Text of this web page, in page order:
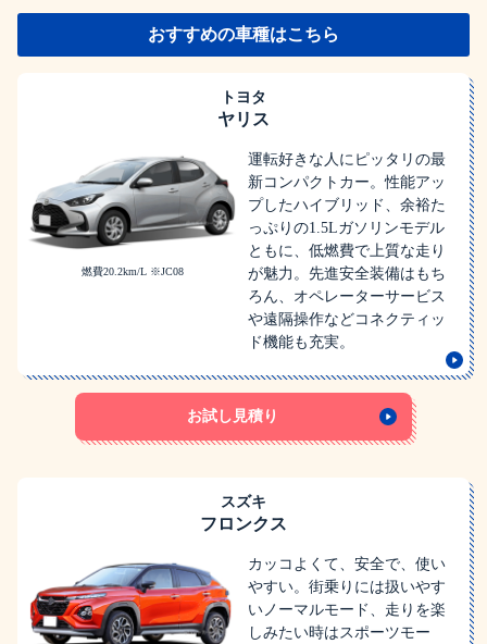
おすすめの車種はこちら
トヨタ
ヤリス
燃費20.2km/L ※JC08
運転好きな人にピッタリの最
新コンパクトカー。性能アッ
プしたハイブリッド、余裕た
っぷりの1.5Lガソリンモデル
ともに、低燃費で上質な走り
が魅力。先進安全装備はもち
ろん、オペレーターサービス
や遠隔操作などコネクティッ
ド機能も充実。
お試し見積り
スズキ
フロンクス
カッコよくて、安全で、使い
やすい。街乗りには扱いやす
いノーマルモード、走りを楽
しみたい時はスポーツモー